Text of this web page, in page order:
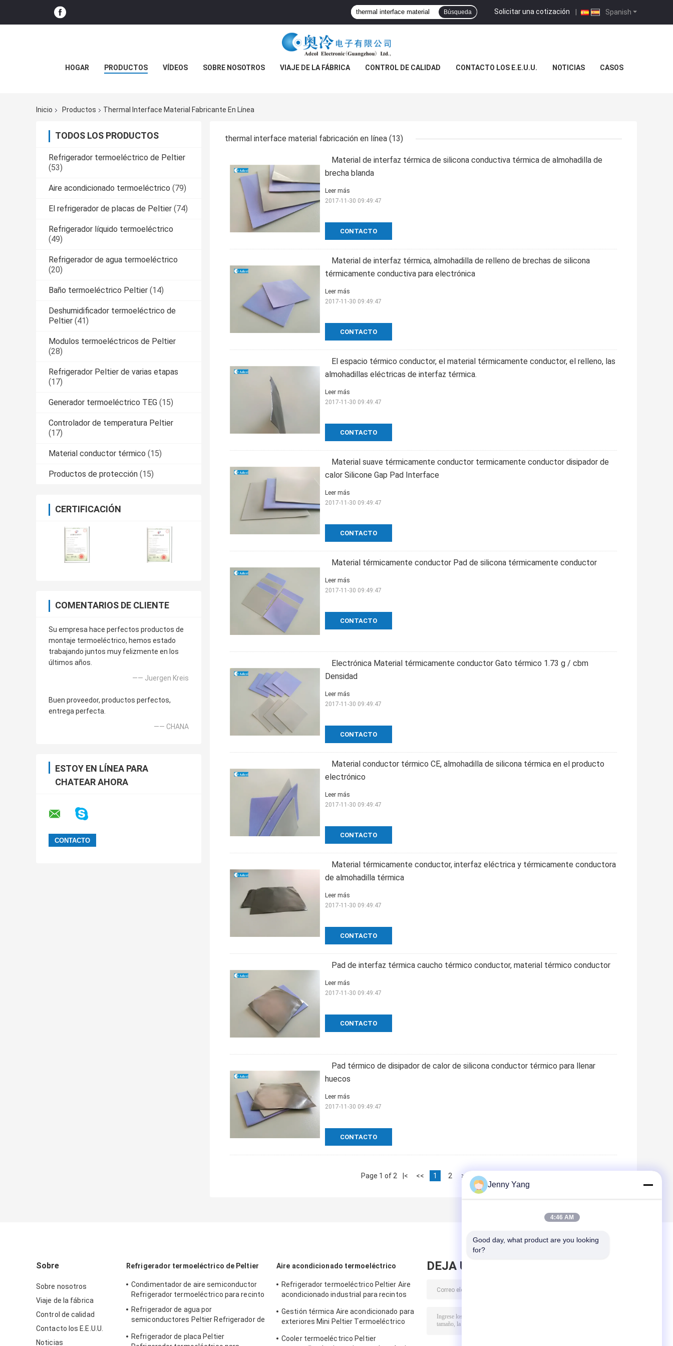
Spanish
Solicitar una cotización |
Búsqueda
HOGAR PRODUCTOS VÍDEOS SOBRE NOSOTROS VIAJE DE LA FÁBRICA CONTROL DE CALIDAD CONTACTO LOS E.E.U.U. NOTICIAS CASOS
Inicio Productos Thermal Interface Material Fabricante En Línea
TODOS LOS PRODUCTOS
Refrigerador termoeléctrico de Peltier
(53)
Aire acondicionado termoeléctrico (79)
El refrigerador de placas de Peltier (74)
Refrigerador líquido termoeléctrico
(49)
Refrigerador de agua termoeléctrico
(20)
Baño termoeléctrico Peltier (14)
Deshumidificador termoeléctrico de
Peltier (41)
Modulos termoeléctricos de Peltier
(28)
Refrigerador Peltier de varias etapas
(17)
Generador termoeléctrico TEG (15)
Controlador de temperatura Peltier
(17)
Material conductor térmico (15)
Productos de protección (15)
CERTIFICACIÓN
COMENTARIOS DE CLIENTE
Su empresa hace perfectos productos de
montaje termoeléctrico, hemos estado
trabajando juntos muy felizmente en los
últimos años.
—— Juergen Kreis
Buen proveedor, productos perfectos,
entrega perfecta.
—— CHANA
ESTOY EN LÍNEA PARA
CHATEAR AHORA
thermal interface material fabricación en línea (13)
Material de interfaz térmica de silicona conductiva térmica de almohadilla de
brecha blanda
CONTACTO
Leer más
2017-11-30 09:49:47
Material de interfaz térmica, almohadilla de relleno de brechas de silicona
térmicamente conductiva para electrónica
CONTACTO
Leer más
2017-11-30 09:49:47
El espacio térmico conductor, el material térmicamente conductor, el relleno, las
almohadillas eléctricas de interfaz térmica.
CONTACTO
Leer más
2017-11-30 09:49:47
Material suave térmicamente conductor termicamente conductor disipador de
calor Silicone Gap Pad Interface
CONTACTO
Leer más
2017-11-30 09:49:47
Material térmicamente conductor Pad de silicona térmicamente conductor
CONTACTO
Leer más
2017-11-30 09:49:47
Electrónica Material térmicamente conductor Gato térmico 1.73 g / cbm
Densidad
CONTACTO
Leer más
2017-11-30 09:49:47
Material conductor térmico CE, almohadilla de silicona térmica en el producto
electrónico
CONTACTO
Leer más
2017-11-30 09:49:47
Material térmicamente conductor, interfaz eléctrica y térmicamente conductora
de almohadilla térmica
CONTACTO
Leer más
2017-11-30 09:49:47
Pad de interfaz térmica caucho térmico conductor, material térmico conductor
CONTACTO
Leer más
2017-11-30 09:49:47
Pad térmico de disipador de calor de silicona conductor térmico para llenar
huecos
CONTACTO
Leer más
2017-11-30 09:49:47
Page 1 of 2 |< << 1 2 >> >|
Sobre
Sobre nosotros
Viaje de la fábrica
Control de calidad
Contacto los E.E.U.U.
Noticias
Refrigerador termoeléctrico de Peltier
Condimentador de aire semiconductor
Refrigerador termoeléctrico para recinto
Refrigerador de agua por
semiconductores Peltier Refrigerador de
Refrigerador de placa Peltier
Aire acondicionado termoeléctrico
Refrigerador termoeléctrico Peltier Aire
acondicionado industrial para recintos
Gestión térmica Aire acondicionado para
exteriores Mini Peltier Termoeléctrico
Cooler termoeléctrico Peltier
DEJA UN MENSAJE
Jenny Yang
4:46 AM
Good day, what product are you looking
for?